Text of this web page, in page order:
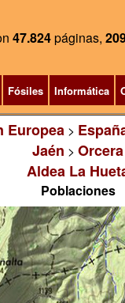
47.824páginas,
Fósiles Informática
Europea>
Jaén > Orcera
Aldea La
Poblaciones